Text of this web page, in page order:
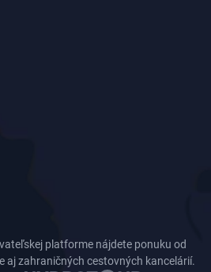
platforme nájdete ponuku od
aj zahraničných cestovných kancelárií.